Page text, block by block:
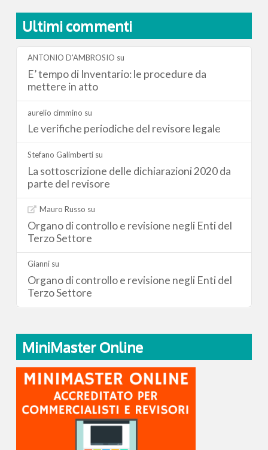
Ultimi commenti
ANTONIO D'AMBROSIO su
E’ tempo di Inventario: le procedure da
mettere in atto
aurelio cimmino su
Le verifiche periodiche del revisore legale
Stefano Galimberti su
La sottoscrizione delle dichiarazioni 2020 da
parte del revisore
Mauro Russo su
Organo di controllo e revisione negli Enti del
Terzo Settore
Gianni su
Organo di controllo e revisione negli Enti del
Terzo Settore
MiniMaster Online